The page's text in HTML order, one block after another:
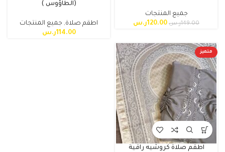
جميع المنتجات
149.00ر.س 120.00 ر.س
(الطاؤوس )
اطقم صلاة, جميع المنتجات
114.00 ر.س
متميز
اطقم صلاة كروشيه راقية